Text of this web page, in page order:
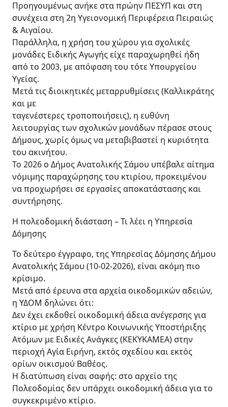
Προηγουμένως ανήκε στα πρώην ΠΕΣΥΠ και στη
συνέχεια στη 2η Υγειονομική Περιφέρεια Πειραιώς
& Αιγαίου.
Παράλληλα, η χρήση του χώρου για σχολικές
μονάδες Ειδικής Αγωγής είχε παραχωρηθεί ήδη
από το 2003, με απόφαση του τότε Υπουργείου
Υγείας.
Μετά τις διοικητικές μεταρρυθμίσεις (Καλλικράτης
και με
ταγενέστερες τροποποιήσεις), η ευθύνη
λειτουργίας των σχολικών μονάδων πέρασε στους
Δήμους, χωρίς όμως να μεταβιβαστεί η κυριότητα
του ακινήτου.
Το 2026 ο Δήμος Ανατολικής Σάμου υπέβαλε αίτημα
νόμιμης παραχώρησης του κτιρίου, προκειμένου
να προχωρήσει σε εργασίες αποκατάστασης και
συντήρησης.
Η πολεοδομική διάσταση – Τι λέει η Υπηρεσία
Δόμησης
Το δεύτερο έγγραφο, της Υπηρεσίας Δόμησης Δήμου
Ανατολικής Σάμου (10-02-2026), είναι ακόμη πιο
κρίσιμο.
Μετά από έρευνα στα αρχεία οικοδομικών αδειών,
η ΥΔΟΜ δηλώνει ότι:
Δεν έχει εκδοθεί οικοδομική άδεια ανέγερσης για
κτίριο με χρήση Κέντρο Κοινωνικής Υποστήριξης
Ατόμων με Ειδικές Ανάγκες (ΚΕΚΥΚΑΜΕΑ) στην
περιοχή Αγία Ειρήνη, εκτός σχεδίου και εκτός
ορίων οικισμού Βαθέος.
Η διατύπωση είναι σαφής: στο αρχείο της
Πολεοδομίας δεν υπάρχει οικοδομική άδεια για το
συγκεκριμένο κτίριο.